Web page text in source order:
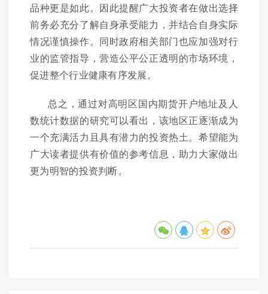
品种更是如此。因此提醒广大投资者在做出选择
前务必充分了解自身承受能力，并结合自身实际
情况谨慎操作。同时政府相关部门也应加强对行
业的监管指导，营造公平公正透明的市场环境，
促进整个行业健康有序发展。
总之，通过对高明区国内期货开户地址及人
数统计数据的研究可以看出，该地区正逐渐成为
一个充满活力且具有潜力的投资热土。希望能为
广大读者提供有价值的参考信息，助力大家做出
更为明智的投资判断。